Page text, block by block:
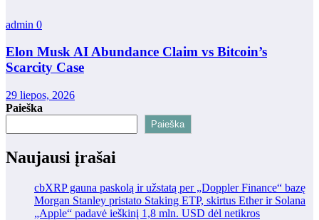
admin 0
Elon Musk AI Abundance Claim vs Bitcoin’s
Scarcity Case
29 liepos, 2026
Paieška
Paieška
Naujausi įrašai
cbXRP gauna paskolą ir užstatą per „Doppler Finance“ bazę
Morgan Stanley pristato Staking ETP, skirtus Ether ir Solana
„Apple“ padavė ieškinį 1,8 mln. USD dėl netikros